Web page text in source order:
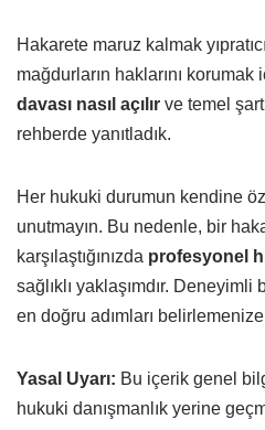
Hakarete maruz kalmak
mağdurların haklarını korumak
davası nasıl açılır ve temel
rehberde yanıtladık.
Her hukuki durumun kendine
unutmayın. Bu nedenle, bir
karşılaştığınızda profesyonel
sağlıklı yaklaşımdır.
en doğru adımları belirlemenize
Yasal Uyarı: Bu içerik genel
hukuki danışmanlık yerine